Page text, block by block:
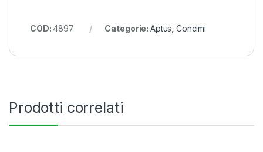
COD:4897 Categorie: Aptus Concimi
Prodotti correlati